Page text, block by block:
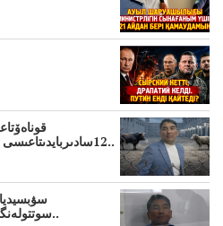
12سادىربايدىتاعىسى كەلە12نجىلعاۇقا مەس..
سوتتولەنگەناپتار ايىبە؟ۋ تسوتتاعىا..